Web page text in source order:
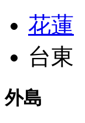
花蓮
台東
外島